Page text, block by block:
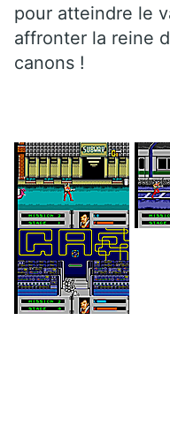
pour atteindre le
affronter la reine
canons !